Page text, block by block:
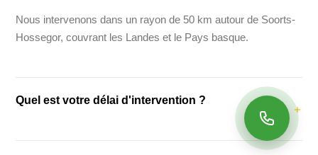
Nous intervenons dans un rayon de 50 km autour de Soorts-
Hossegor, couvrant les Landes et le Pays basque.
Quel est votre délai d'intervention ?
Notre délai d'intervention moyen est de 48 heures. Pour les